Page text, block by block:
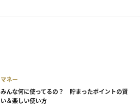
マネー
みんな何に使ってるの？ 貯まったポイントの賢
い＆楽しい使い方